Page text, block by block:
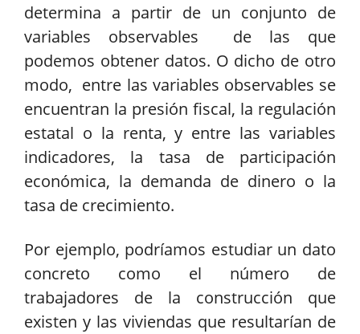
determina a partir de un conjunto de
variables observables de las que
podemos obtener datos. O dicho de otro
modo, entre las variables observables se
encuentran la presión fiscal, la regulación
estatal o la renta, y entre las variables
indicadores, la tasa de participación
económica, la demanda de dinero o la
tasa de crecimiento.
Por ejemplo, podríamos estudiar un dato
concreto como el número de
trabajadores de la construcción que
existen y las viviendas que resultarían de